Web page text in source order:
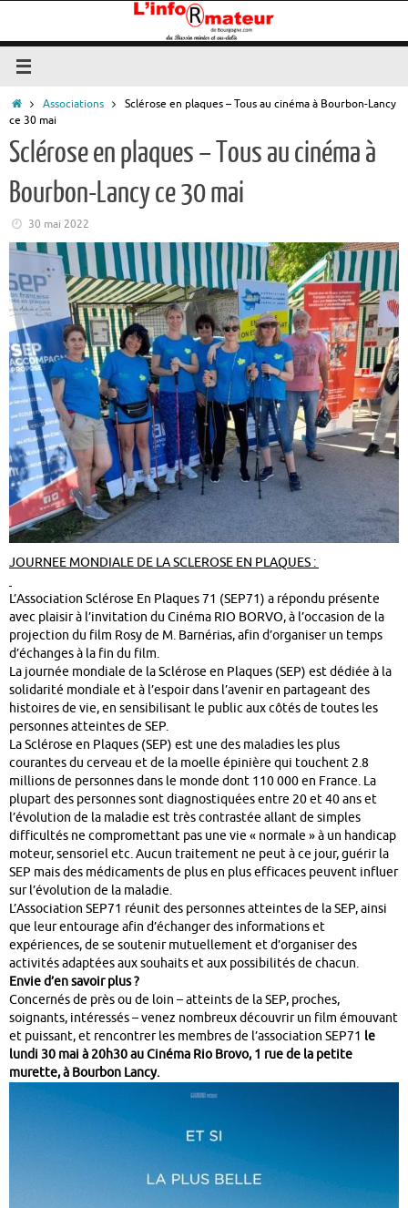
contenu
Accueil
Associations
Sclérose en plaques – Tous au cinéma à Bourbon-Lancy
ce 30 mai
Sclérose en plaques – Tous au cinéma à
Bourbon-Lancy ce 30 mai
30 mai 2022
JOURNEE MONDIALE DE LA SCLEROSE EN PLAQUES :
L’Association Sclérose En Plaques 71 (SEP71) a répondu présente
avec plaisir à l’invitation du Cinéma RIO BORVO, à l’occasion de la
projection du film Rosy de M. Barnérias, afin d’organiser un temps
d’échanges à la fin du film.
La journée mondiale de la Sclérose en Plaques (SEP) est dédiée à la
solidarité mondiale et à l’espoir dans l’avenir en partageant des
histoires de vie, en sensibilisant le public aux côtés de toutes les
personnes atteintes de SEP.
La Sclérose en Plaques (SEP) est une des maladies les plus
courantes du cerveau et de la moelle épinière qui touchent 2.8
millions de personnes dans le monde dont 110 000 en France. La
plupart des personnes sont diagnostiquées entre 20 et 40 ans et
l’évolution de la maladie est très contrastée allant de simples
difficultés ne compromettant pas une vie « normale » à un handicap
moteur, sensoriel etc. Aucun traitement ne peut à ce jour, guérir la
SEP mais des médicaments de plus en plus efficaces peuvent influer
sur l’évolution de la maladie.
L’Association SEP71 réunit des personnes atteintes de la SEP, ainsi
que leur entourage afin d’échanger des informations et
expériences, de se soutenir mutuellement et d’organiser des
activités adaptées aux souhaits et aux possibilités de chacun.
Envie d’en savoir plus ?
Concernés de près ou de loin – atteints de la SEP, proches,
soignants, intéressés – venez nombreux découvrir un film émouvant
et puissant, et rencontrer les membres de l’association SEP71 le
lundi 30 mai à 20h30 au Cinéma Rio Brovo, 1 rue de la petite
murette, à Bourbon Lancy.